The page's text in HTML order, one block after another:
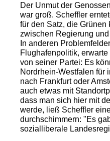
Der Unmut der
war groß. Scheffler
für den Satz, die Grünen
zwischen Regierung
In anderen
Flughafenpolitik,
von seiner Partei: Es
Nordrhein-Westfalen für
nach Frankfurt oder
auch etwas mit
dass man sich hier mit
werde, ließ Scheffler
durchschimmern: "Es
sozialliberale